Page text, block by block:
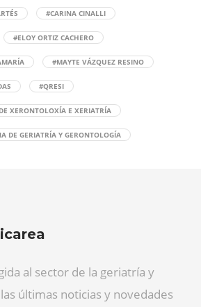
#CARINA CINALLI
#ELOY ORTIZ CACHERO
#MAYTE VÁZQUEZ RESINO
#QRESI
XERONTOLOXÍA E XERIATRÍA
DE GERIATRÍA Y GERONTOLOGÍA
al sector de la geriatría y
últimas noticias y novedades